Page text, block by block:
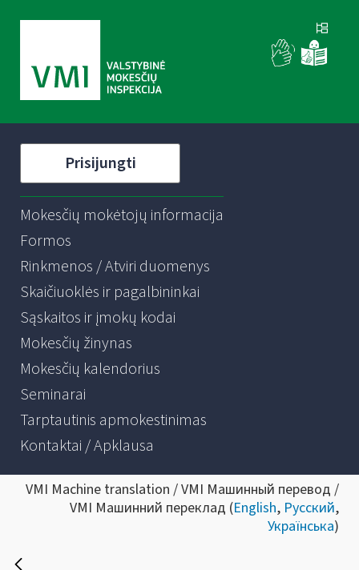
Prisijungti
Mokesčių mokėtojų informacija
Formos
Rinkmenos / Atviri duomenys
Skaičiuoklės ir pagalbininkai
Sąskaitos ir įmokų kodai
Mokesčių žinynas
Mokesčių kalendorius
Seminarai
Tarptautinis apmokestinimas
Kontaktai / Apklausa
VMI Machine translation / VMI Машинный перевод /
VMI Машинний переклад (English, Русский,
Українська)